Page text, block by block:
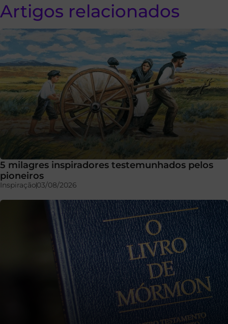
Artigos relacionados
5 milagres inspiradores testemunhados pelos
pioneiros
Inspiração03/08/2026